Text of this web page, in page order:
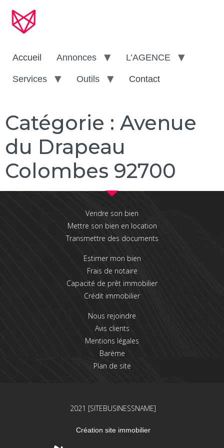
Accueil Annonces L’AGENCE
Services Outils Contact
Catégorie : Avenue
du Drapeau
Colombes 92700
Vendre son bien
Mettre son bien en location
Transmettre des documents
Estimer mon bien
Frais de notaire
Capacité de prêt immobilier
Crédit immobilier
Nous rejoindre
Avis clients
Mentions légales
Barème
Plan de site
2021 [SITEBUSINESSNAME]
Création site immobilier